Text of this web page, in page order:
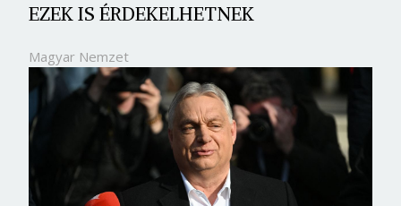
EZEK IS ÉRDEKELHETNEK
Magyar Nemzet